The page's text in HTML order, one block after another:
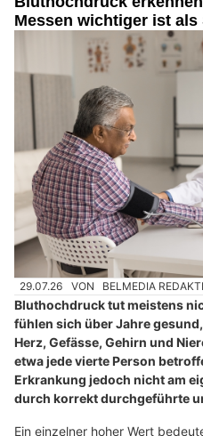
Messen wichtiger ist als
29.07.26 VON BELMEDIA
Bluthochdruck tut meistens
fühlen sich über Jahre
Herz, Gefässe, Gehirn und
etwa jede vierte Person
Erkrankung jedoch nicht am
durch korrekt durchgeführte
Ein einzelner hoher Wert